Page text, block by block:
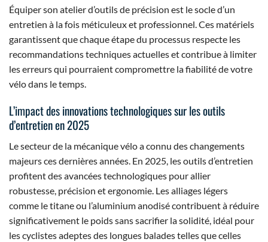
Équiper son atelier d’outils de précision est le socle d’un
entretien à la fois méticuleux et professionnel. Ces matériels
garantissent que chaque étape du processus respecte les
recommandations techniques actuelles et contribue à limiter
les erreurs qui pourraient compromettre la fiabilité de votre
vélo dans le temps.
L’impact des innovations technologiques sur les outils
d’entretien en 2025
Le secteur de la mécanique vélo a connu des changements
majeurs ces dernières années. En 2025, les outils d’entretien
profitent des avancées technologiques pour allier
robustesse, précision et ergonomie. Les alliages légers
comme le titane ou l’aluminium anodisé contribuent à réduire
significativement le poids sans sacrifier la solidité, idéal pour
les cyclistes adeptes des longues balades telles que celles